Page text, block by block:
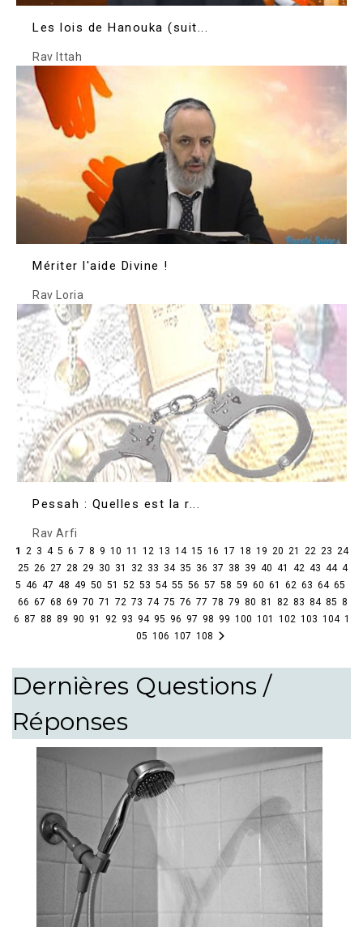
Les lois de Hanouka (suit...
Rav Ittah
Mériter l'aide Divine !
Rav Loria
Pessah : Quelles est la r...
Rav Arfi
1 2 3 4 5 6 7 8 9 10 11 12 13 14 15 16 17 18 19 20 21 22 23 24
25 26 27 28 29 30 31 32 33 34 35 36 37 38 39 40 41 42 43 44 4
5 46 47 48 49 50 51 52 53 54 55 56 57 58 59 60 61 62 63 64 65
66 67 68 69 70 71 72 73 74 75 76 77 78 79 80 81 82 83 84 85 8
6 87 88 89 90 91 92 93 94 95 96 97 98 99 100 101 102 103 104 1
05 106 107 108
Dernières Questions /
Réponses